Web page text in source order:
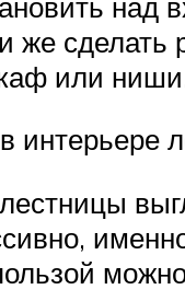
же сделать
или
интерьере